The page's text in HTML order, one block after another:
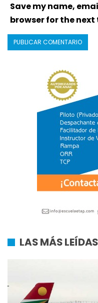
Save my name,
browser for the
LAS MÁS LEÍDAS